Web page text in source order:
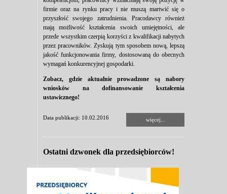
firmie oraz na rynku pracy i nie muszą martwić się o
przyszłość swojego zatrudnienia. Pracodawcy również
mają możliwość kształcenia swoich umiejętności, ale
przede wszystkim czerpią korzyści z kwalifikacji nabytych
przez pracowników. Zyskują tym sposobem nową, lepszą
jakość funkcjonowania firmy, dostosowaną do obecnych
wymagań konkurencyjnej gospodarki.
Zobacz, gdzie aktualnie prowadzone są nabory
wniosków na dofinansowanie kształcenia
ustawicznego!
Data publikacji: 10.02.2016 więcej...
Ostatni dzwonek dla przedsiębiorców!